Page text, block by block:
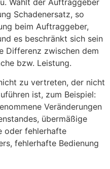
Schaden­ersatz, so
beim Auf­traggeber,
es beschränkt sich sein
Differenz zwischen dem
bzw. Leistung.
zu vertreten, der nicht
ist, zum Beispiel:
Veränderungen
übermäßige
oder fehlerhafte
fehlerhafte Bedienung